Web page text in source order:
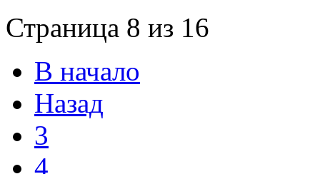
Страница 8 из 16
В начало
Назад
3
4